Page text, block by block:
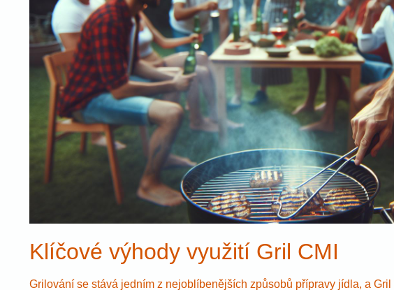
Klíčové výhody využití Gril CMI
Grilování se stává jedním z nejoblíbenějších způsobů přípravy jídla, a